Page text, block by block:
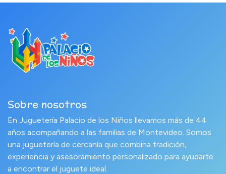
Sobre nosotros
En Juguetería Palacio de los Niños llevamos más de 44
años acompañando a las familias de Montevideo. Somos
una juguetería de cercanía que combina tradición,
experiencia y asesoramiento personalizado para ayudarte
a encontrar el juguete ideal.